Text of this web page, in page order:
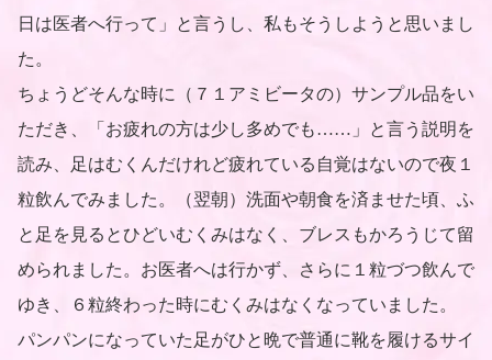
日は医者へ行って」と言うし、私もそうしようと思いまし
た。
ちょうどそんな時に（７１アミビータの）サンプル品をい
ただき、「お疲れの方は少し多めでも……」と言う説明を
読み、足はむくんだけれど疲れている自覚はないので夜１
粒飲んでみました。（翌朝）洗面や朝食を済ませた頃、ふ
と足を見るとひどいむくみはなく、ブレスもかろうじて留
められました。お医者へは行かず、さらに１粒づつ飲んで
ゆき、６粒終わった時にむくみはなくなっていました。
パンパンになっていた足がひと晩で普通に靴を履けるサイ